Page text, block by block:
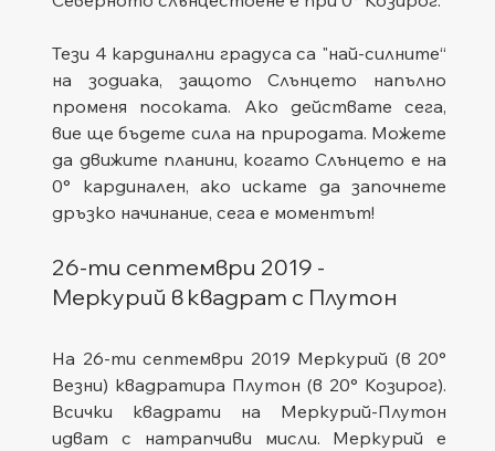
Тези 4 кардинални градуса са "най-силните“
на зодиака, защото Слънцето напълно
променя посоката. Ако действате сега,
вие ще бъдете сила на природата. Можете
да движите планини, когато Слънцето е на
0° кардинален, ако искате да започнете
дръзко начинание, сега е моментът!
26-ти септември 2019 -
Меркурий в квадрат с Плутон
На 26-ти септември 2019 Меркурий (в 20°
Везни) квадратира Плутон (в 20° Козирог).
Всички квадрати на Меркурий-Плутон
идват с натрапчиви мисли. Меркурий е